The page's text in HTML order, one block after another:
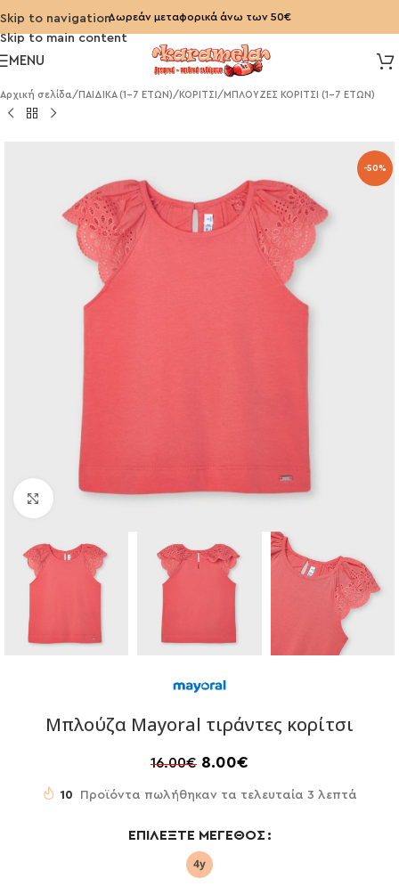
Skip to navigation
Skip to main content
Δωρεάν μεταφορικά άνω των 50€
MENU
Αρχική σελίδα/ ΠΑΙΔΙΚΑ (1-7 ΕΤΩΝ)/ ΚΟΡΙΤΣΙ /ΜΠΛΟΥΖΕΣ ΚΟΡΙΤΣΙ (1-7 ΕΤΩΝ)
-50%
Click to enlarge
Μπλούζα Mayoral τιράντες κορίτσι
16.00€ 8.00€
10 Προϊόντα πωλήθηκαν τα τελευταία 3 λεπτά
ΕΠΙΛΈΞΤΕ ΜΈΓΕΘΟΣ